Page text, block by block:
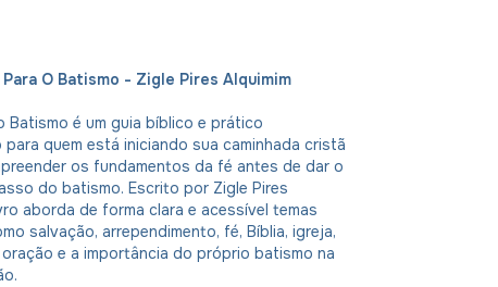
O Batismo - Zigle Pires Alquimim
Batismo é um guia bíblico e prático
quem está iniciando sua caminhada cristã
os fundamentos da fé antes de dar o
do batismo. Escrito por Zigle Pires
aborda de forma clara e acessível temas
salvação, arrependimento, fé, Bíblia, igreja,
e a importância do próprio batismo na